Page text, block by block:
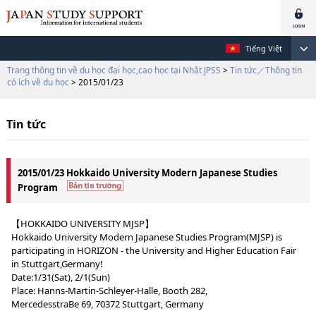
Tiếng Việt
Trang thông tin về du học đại học,cao học tại Nhật JPSS > Tin tức／Thông tin
có ích về du học > 2015/01/23
Tin tức
2015/01/23 Hokkaido University Modern Japanese Studies
Program
【HOKKAIDO UNIVERSITY MJSP】
Hokkaido University Modern Japanese Studies Program(MJSP) is
participating in HORIZON - the University and Higher Education Fair
in Stuttgart,Germany!
Date:1/31(Sat), 2/1(Sun)
Place: Hanns-Martin-Schleyer-Halle, Booth 282,
MercedesstraBe 69, 70372 Stuttgart, Germany